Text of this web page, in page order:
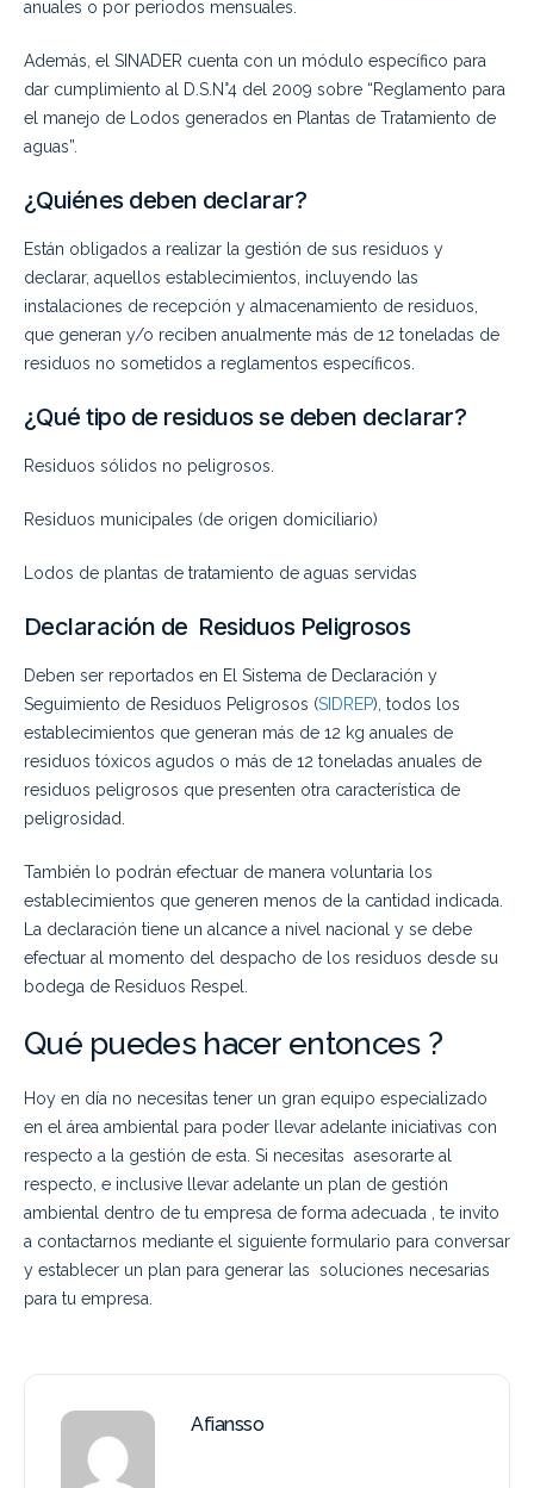
anuales o por periodos mensuales.
Además, el SINADER cuenta con un módulo específico para
dar cumplimiento al D.S.N°4 del 2009 sobre “Reglamento para
el manejo de Lodos generados en Plantas de Tratamiento de
aguas”.
¿Quiénes deben declarar?
Están obligados a realizar la gestión de sus residuos y
declarar, aquellos establecimientos, incluyendo las
instalaciones de recepción y almacenamiento de residuos,
que generan y/o reciben anualmente más de 12 toneladas de
residuos no sometidos a reglamentos específicos.
¿Qué tipo de residuos se deben declarar?
Residuos sólidos no peligrosos.
Residuos municipales (de origen domiciliario)
Lodos de plantas de tratamiento de aguas servidas
Declaración de Residuos Peligrosos
Deben ser reportados en El Sistema de Declaración y
Seguimiento de Residuos Peligrosos (SIDREP), todos los
establecimientos que generan más de 12 kg anuales de
residuos tóxicos agudos o más de 12 toneladas anuales de
residuos peligrosos que presenten otra característica de
peligrosidad.
También lo podrán efectuar de manera voluntaria los
establecimientos que generen menos de la cantidad indicada.
La declaración tiene un alcance a nivel nacional y se debe
efectuar al momento del despacho de los residuos desde su
bodega de Residuos Respel.
Qué puedes hacer entonces ?
Hoy en día no necesitas tener un gran equipo especializado
en el área ambiental para poder llevar adelante iniciativas con
respecto a la gestión de esta. Si necesitas asesorarte al
respecto, e inclusive llevar adelante un plan de gestión
ambiental dentro de tu empresa de forma adecuada , te invito
a contactarnos mediante el siguiente formulario para conversar
y establecer un plan para generar las soluciones necesarias
para tu empresa.
Afiansso